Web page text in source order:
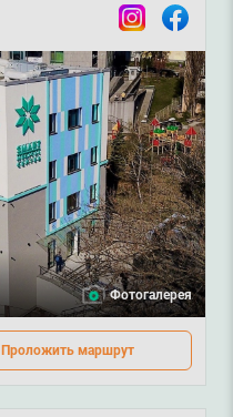
InstagramFacebook
Фотогалерея
Проложить маршрут